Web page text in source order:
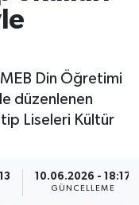
MEB Din Öğretimi
düzenlenen
Liseleri Kültür
10.06.2026 - 18:17
GÜNCELLEME